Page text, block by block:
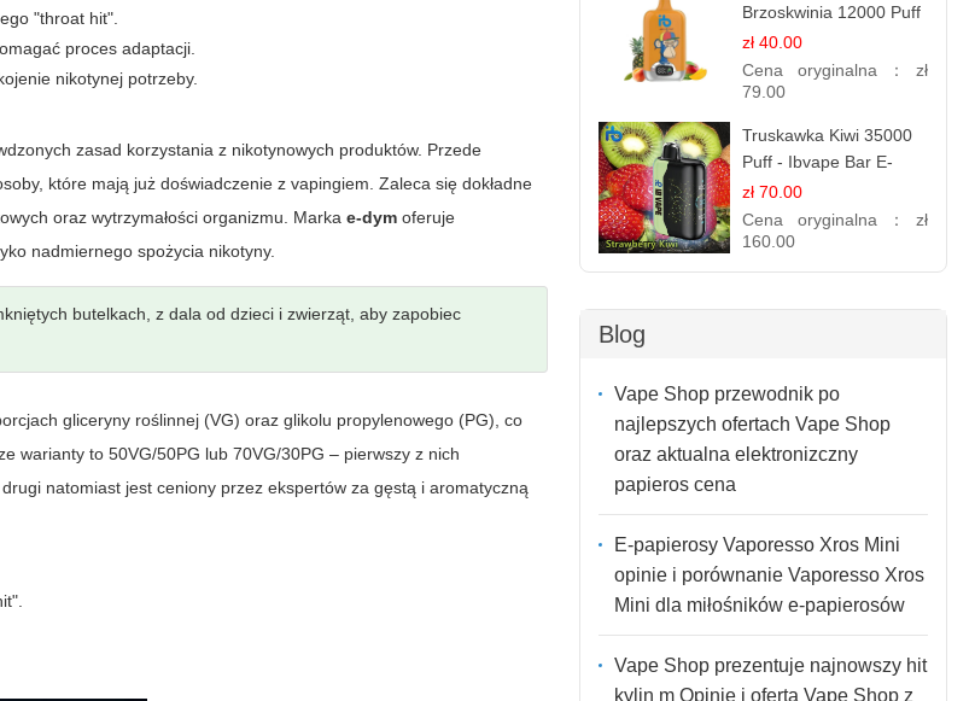
"throat hit".
proces adaptacji.
nikotynej potrzeby.
zasad korzystania z nikotynowych produktów. Przede
które mają już doświadczenie z vapingiem. Zaleca się dokładne
oraz wytrzymałości organizmu. Markae-dym oferuje
nadmiernego spożycia nikotyny.
butelkach, z dala od dzieci i zwierząt, aby zapobiec
gliceryny roślinnej (VG) oraz glikolu propylenowego (PG), co
warianty to 50VG/50PG lub 70VG/30PG – pierwszy z nich
natomiast jest ceniony przez ekspertów za gęstą i aromatyczną
Brzoskwinia 12000 Puff
| Jednorazowy E-
papieros | Tropikalny
Smak
zł 40.00
Cena oryginalna： zł
79.00
Truskawka Kiwi 35000
Puff - Ibvape Bar E-
papierosy Jednorazowy
zł 70.00
Cena oryginalna： zł
160.00
Blog
Vape Shop przewodnik po
najlepszych ofertach Vape Shop
oraz aktualna elektronizczny
papieros cena
E-papierosy Vaporesso Xros Mini
opinie i porównanie Vaporesso Xros
Mini dla miłośników e-papierosów
Vape Shop prezentuje najnowszy hit
kylin m Opinie i oferta Vape Shop z